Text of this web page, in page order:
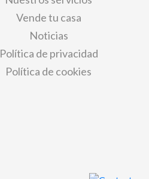
Vende tu casa
Noticias
Política de privacidad
Política de cookies